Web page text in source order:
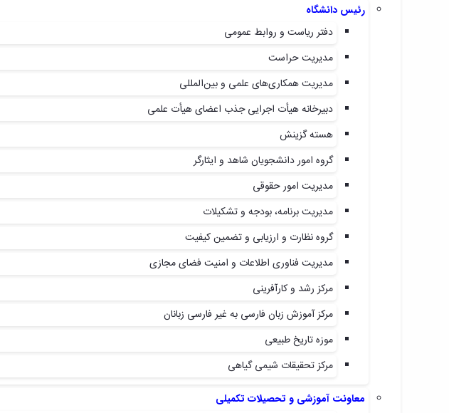
رئیس دانشگاه
دفتر ریاست و روابط عمومی
مدیریت حراست
مدیریت همکاری‌های علمی و بین‌المللی
دبیرخانه هیأت اجرایی جذب اعضای هیأت علمی
هسته گزینش
گروه امور دانشجویان شاهد و ایثارگر
مدیریت امور حقوقی
مدیریت برنامه، بودجه و تشکیلات
گروه نظارت و ارزیابی و تضمین کیفیت
مدیریت فناوری اطلاعات و امنیت فضای مجازی
مرکز رشد و کارآفرینی
مرکز آموزش زبان فارسی به غیر فارسی زبانان
موزه تاریخ طبیعی
مرکز تحقیقات شیمی گیاهی
معاونت آموزشی و تحصیلات تکمیلی